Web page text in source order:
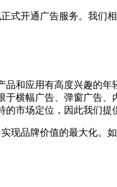
式开通广告服务。我
品和应用有高度兴趣的
横幅广告、弹窗广告、
市场定位，因此我们
现品牌价值的最大化。